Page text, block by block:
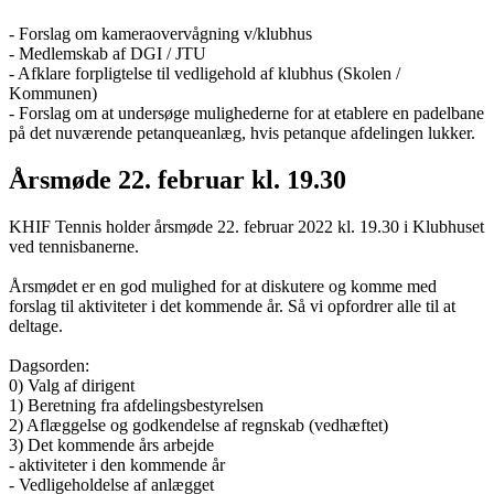
- Forslag om kameraovervågning v/klubhus
- Medlemskab af DGI / JTU
- Afklare forpligtelse til vedligehold af klubhus (Skolen /
Kommunen)
- Forslag om at undersøge mulighederne for at etablere en padelbane
på det nuværende petanqueanlæg, hvis petanque afdelingen lukker.
Årsmøde 22. februar kl. 19.30
KHIF Tennis holder årsmøde 22. februar 2022 kl. 19.30 i Klubhuset
ved tennisbanerne.
Årsmødet er en god mulighed for at diskutere og komme med
forslag til aktiviteter i det kommende år. Så vi opfordrer alle til at
deltage.
Dagsorden:
0) Valg af dirigent
1) Beretning fra afdelingsbestyrelsen
2) Aflæggelse og godkendelse af regnskab (vedhæftet)
3) Det kommende års arbejde
- aktiviteter i den kommende år
- Vedligeholdelse af anlægget